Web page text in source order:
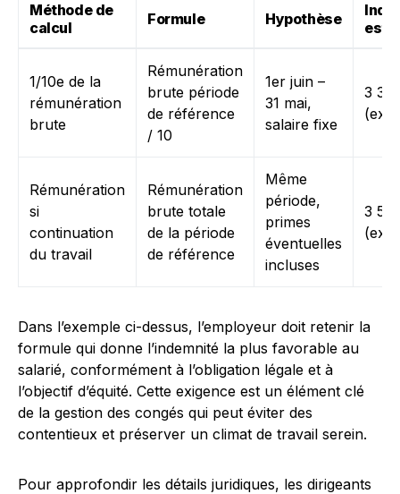
Méthode de
calcul
Formule Hypothèse
1/10e de la
rémunération
brute
Rémunération
brute période
de référence
/ 10
1er juin –
31 mai,
salaire fixe
3
Rémunération
si
continuation
du travail
Rémunération
brute totale
de la période
de référence
Même
période,
primes
éventuelles
incluses
3
Dans l’exemple ci-dessus, l’employeur doit retenir la
formule qui donne l’indemnité la plus favorable au
salarié, conformément à l’obligation légale et à
l’objectif d’équité. Cette exigence est un élément clé
de la gestion des congés qui peut éviter des
contentieux et préserver un climat de travail serein.
Pour approfondir les détails juridiques, les dirigeants